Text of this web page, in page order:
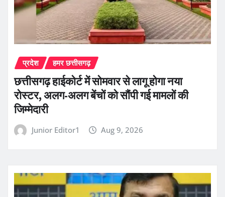
प्रदेश हमर छत्तीसगढ़
छत्तीसगढ़ हाईकोर्ट में सोमवार से लागू होगा नया
रोस्टर, अलग-अलग बेंचों को सौंपी गई मामलों की
जिम्मेदारी
Junior Editor1 Aug 9, 2026